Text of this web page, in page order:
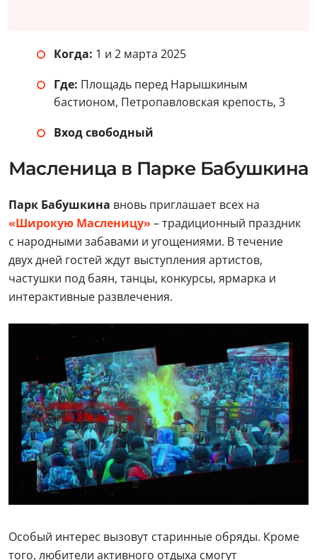
Когда: 1 и 2 марта 2025
Где: Площадь перед Нарышкиным
бастионом, Петропавловская крепость, 3
Вход свободный
Масленица в Парке Бабушкина
Парк Бабушкина вновь приглашает всех на
«Широкую Масленицу» – традиционный праздник
с народными забавами и угощениями. В течение
двух дней гостей ждут выступления артистов,
частушки под баян, танцы, конкурсы, ярмарка и
интерактивные развлечения.
Особый интерес вызовут старинные обряды. Кроме
того, любители активного отдыха смогут